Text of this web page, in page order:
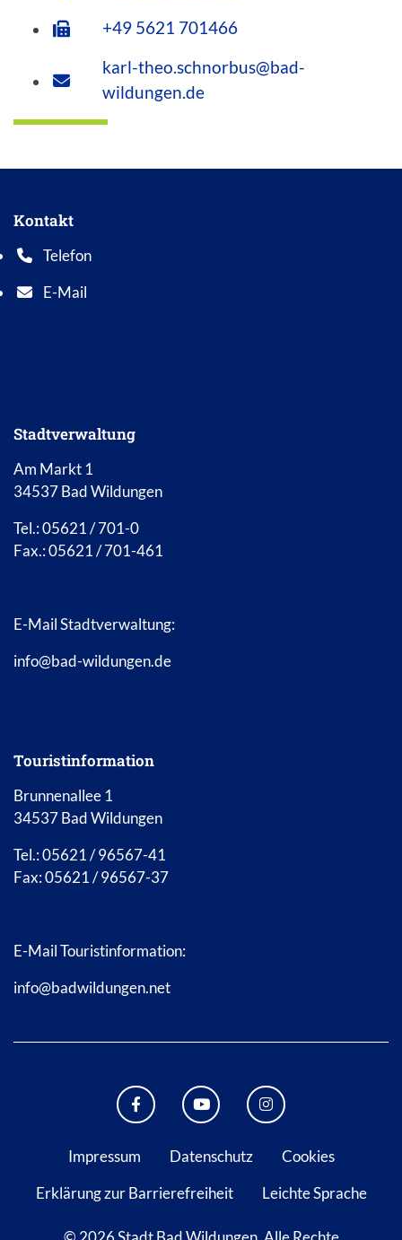
+49 5621 701466
karl-theo.schnorbus@bad-
wildungen.de
Kontakt
Telefon
Telefonnummer: 0 5 6 2 1 7 0 1 0
E-Mail
E-Mail Adresse: info@bad-wildungen.de
Stadtverwaltung
Am Markt 1
34537 Bad Wildungen
Tel.: 05621 / 701-0
Fax.: 05621 / 701-461
E-Mail Stadtverwaltung:
info@bad-wildungen.de
Touristinformation
Brunnenallee 1
34537 Bad Wildungen
Tel.: 05621 / 96567-41
Fax: 05621 / 96567-37
E-Mail Touristinformation:
info@badwildungen.net
FACEBOOK BAD WILDUNGEN
YOUTUBE KANAL STADT
INSTAGRAM
Impressum Datenschutz
Cookies
Erklärung zur Barrierefreiheit
Leichte Sprache